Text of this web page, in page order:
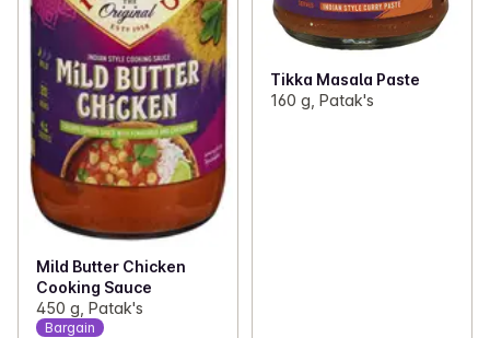
Mild Butter Chicken
Cooking Sauce
450 g, Patak's
Bargain
Tikka Masala Paste
160 g, Patak's